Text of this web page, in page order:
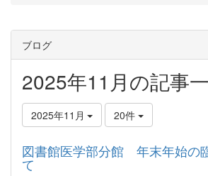
ブログ
2025年11月の記事
2025年11月 20件
図書館医学部分館 年末年始の
て